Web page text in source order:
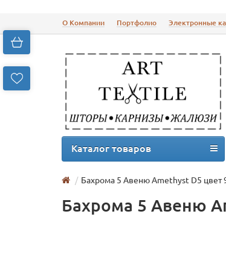
О Компании Портфолио Электронные
Каталог товаров
Бахрома 5 Авеню Amethyst D5 цвет
Бахрома 5 Авеню